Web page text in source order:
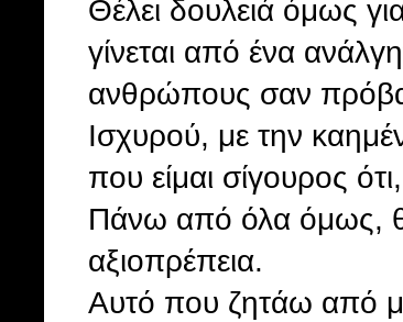
Θέλει δουλειά όμως
γίνεται από ένα
ανθρώπους σαν
Ισχυρού, με την
που είμαι σίγουρος
Πάνω από όλα όμως,
αξιοπρέπεια.
Αυτό που ζητάω από